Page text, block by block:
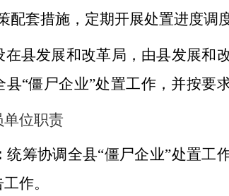
配套措施， 定期开展处置进度调
在县发展和改革局，由县发展和
县“僵尸企业”处置工作 ，并按要
单位职责
统筹协调全县“僵尸企业”处置工
作。